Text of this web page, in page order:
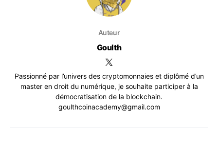
Auteur
Goulth
Passionné par l’univers des cryptomonnaies et diplômé d’un
master en droit du numérique, je souhaite participer à la
démocratisation de la blockchain.
goulthcoinacademy@gmail.com